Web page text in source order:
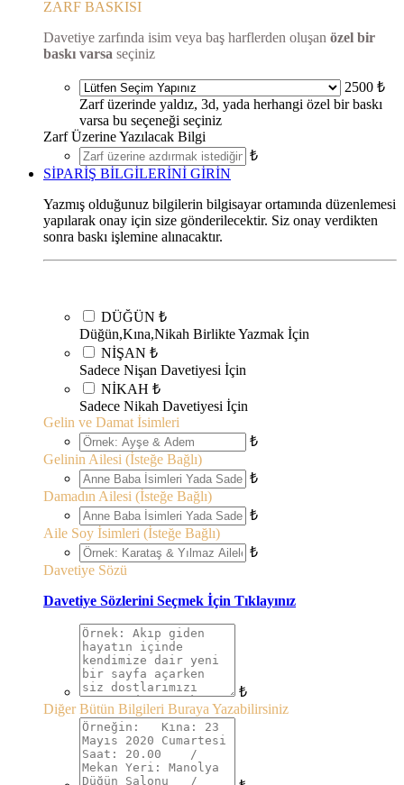
ZARF BASKISI
Davetiye zarfında isim veya baş harflerden oluşan özel bir
baskı varsa seçiniz
2500 ₺
Zarf üzerinde yaldız, 3d, yada herhangi özel bir baskı
varsa bu seçeneği seçiniz
Zarf Üzerine Yazılacak Bilgi
₺
SİPARİŞ BİLGİLERİNİ GİRİN
Yazmış olduğunuz bilgilerin bilgisayar ortamında düzenlemesi
yapılarak onay için size gönderilecektir. Siz onay verdikten
sonra baskı işlemine alınacaktır.
DÜĞÜN ₺
Düğün,Kına,Nikah Birlikte Yazmak İçin
NİŞAN ₺
Sadece Nişan Davetiyesi İçin
NİKAH ₺
Sadece Nikah Davetiyesi İçin
Gelin ve Damat İsimleri
₺
Gelinin Ailesi (İsteğe Bağlı)
₺
Damadın Ailesi (İsteğe Bağlı)
₺
Aile Soy İsimleri (İsteğe Bağlı)
₺
Davetiye Sözü
Davetiye Sözlerini Seçmek İçin Tıklayınız
₺
Diğer Bütün Bilgileri Buraya Yazabilirsiniz